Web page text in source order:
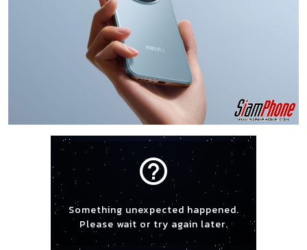
help_outline
Something unexpected happened.
Please wait or try again later.